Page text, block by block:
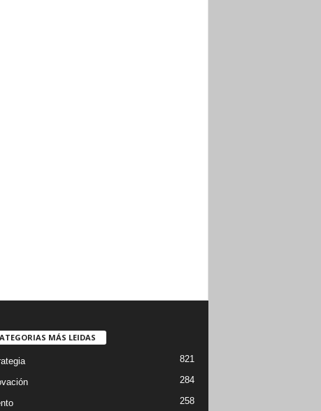
MÁS LEIDAS
821
284
258